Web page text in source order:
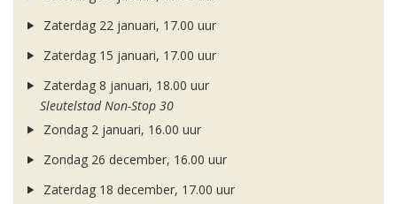
Zaterdag 22 januari, 17.00 uur
Zaterdag 15 januari, 17.00 uur
Zaterdag 8 januari, 18.00 uur
Sleutelstad Non-Stop 30
Zondag 2 januari, 16.00 uur
Zondag 26 december, 16.00 uur
Zaterdag 18 december, 17.00 uur